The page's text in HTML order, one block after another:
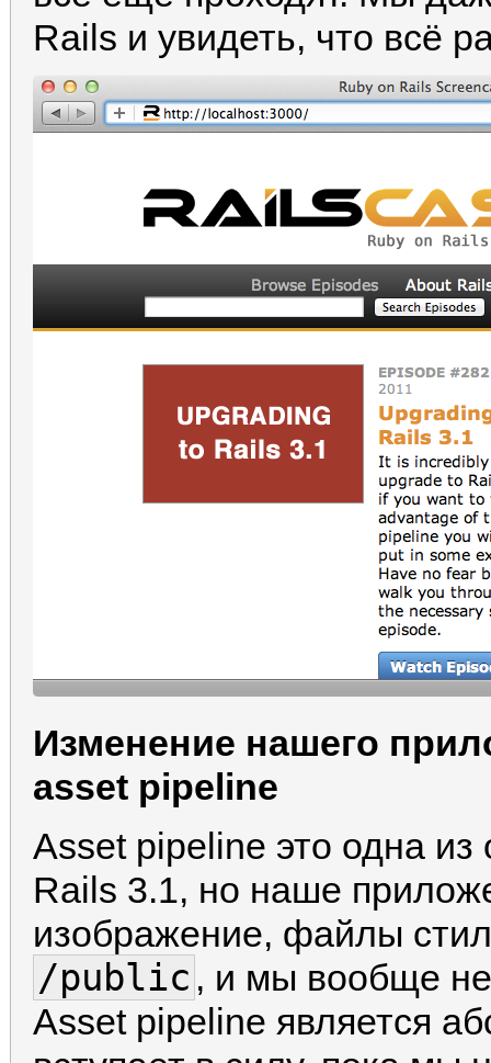
Rails и увидеть, что всё
Изменение нашего
asset pipeline
Asset pipeline это одна
Rails 3.1, но наше
изображение, файлы
/public , и мы вообще
Asset pipeline является